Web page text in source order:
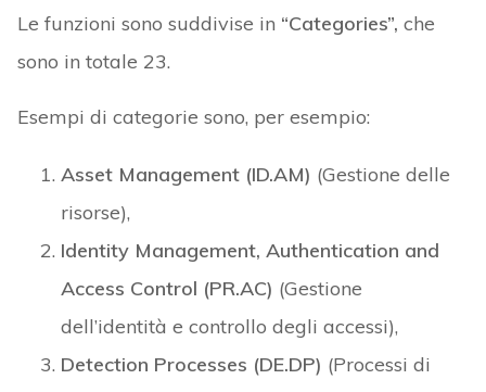
Le funzioni sono suddivise in “Categories”, che
sono in totale 23.
Esempi di categorie sono, per esempio:
Asset Management (ID.AM) (Gestione delle
risorse),
Identity Management, Authentication and
Access Control (PR.AC) (Gestione
dell’identità e controllo degli accessi),
Detection Processes (DE.DP) (Processi di